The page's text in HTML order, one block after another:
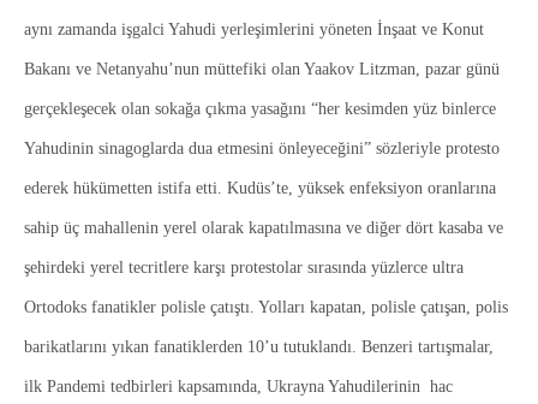
aynı zamanda işgalci Yahudi yerleşimlerini yöneten İnşaat ve Konut
Bakanı ve Netanyahu’nun müttefiki olan Yaakov Litzman, pazar günü
gerçekleşecek olan sokağa çıkma yasağını “her kesimden yüz binlerce
Yahudinin sinagoglarda dua etmesini önleyeceğini” sözleriyle protesto
ederek hükümetten istifa etti. Kudüs’te, yüksek enfeksiyon oranlarına
sahip üç mahallenin yerel olarak kapatılmasına ve diğer dört kasaba ve
şehirdeki yerel tecritlere karşı protestolar sırasında yüzlerce ultra
Ortodoks fanatikler polisle çatıştı. Yolları kapatan, polisle çatışan, polis
barikatlarını yıkan fanatiklerden 10’u tutuklandı. Benzeri tartışmalar,
ilk Pandemi tedbirleri kapsamında, Ukrayna Yahudilerinin hac